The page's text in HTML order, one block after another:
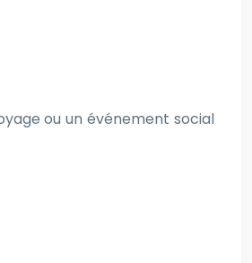
ou un événement social